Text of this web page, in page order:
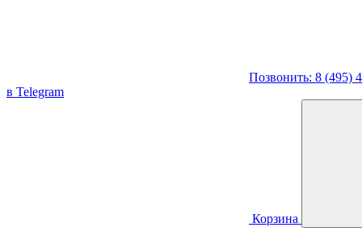
Позвонить: 8 (495)
в Telegram
Корзина